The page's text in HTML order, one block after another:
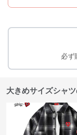
必ず
大きめサイズシャ